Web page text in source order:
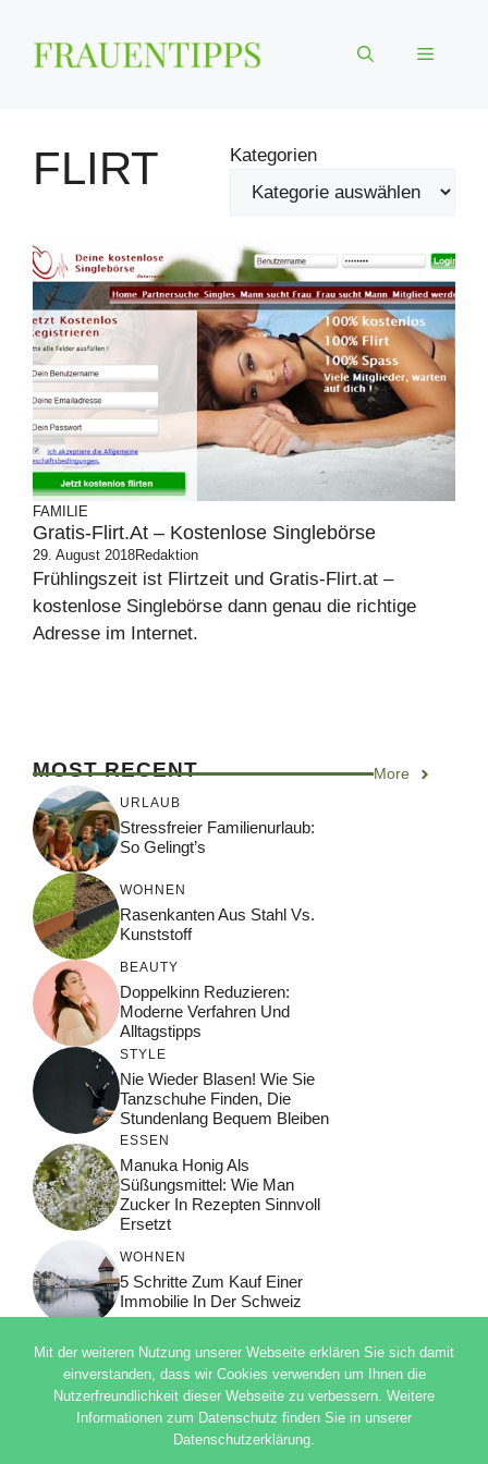
Inhalt
springen
Menü
FLIRT Kategorien
FAMILIE
Gratis-Flirt.at – Kostenlose Singlebörse
29. August 2018Redaktion
Frühlingszeit ist Flirtzeit und Gratis-Flirt.at –
kostenlose Singlebörse dann genau die richtige
Adresse im Internet.
MOST RECENT More
URLAUB
Stressfreier Familienurlaub:
So Gelingt’s
WOHNEN
Rasenkanten Aus Stahl Vs.
Kunststoff
BEAUTY
Doppelkinn Reduzieren:
Moderne Verfahren Und
Alltagstipps
STYLE
Nie Wieder Blasen! Wie Sie
Tanzschuhe Finden, Die
Stundenlang Bequem Bleiben
ESSEN
Manuka Honig Als
Süßungsmittel: Wie Man
Zucker In Rezepten Sinnvoll
Ersetzt
WOHNEN
5 Schritte Zum Kauf Einer
Immobilie In Der Schweiz
© 2026 ADSIMPLE
DATENSCHUTZERKLÄRUNG
Mit der weiteren Nutzung unserer Webseite erklären Sie sich damit
einverstanden, dass wir Cookies verwenden um Ihnen die
Nutzerfreundlichkeit dieser Webseite zu verbessern. Weitere
Informationen zum Datenschutz finden Sie in unserer
Datenschutzerklärung.